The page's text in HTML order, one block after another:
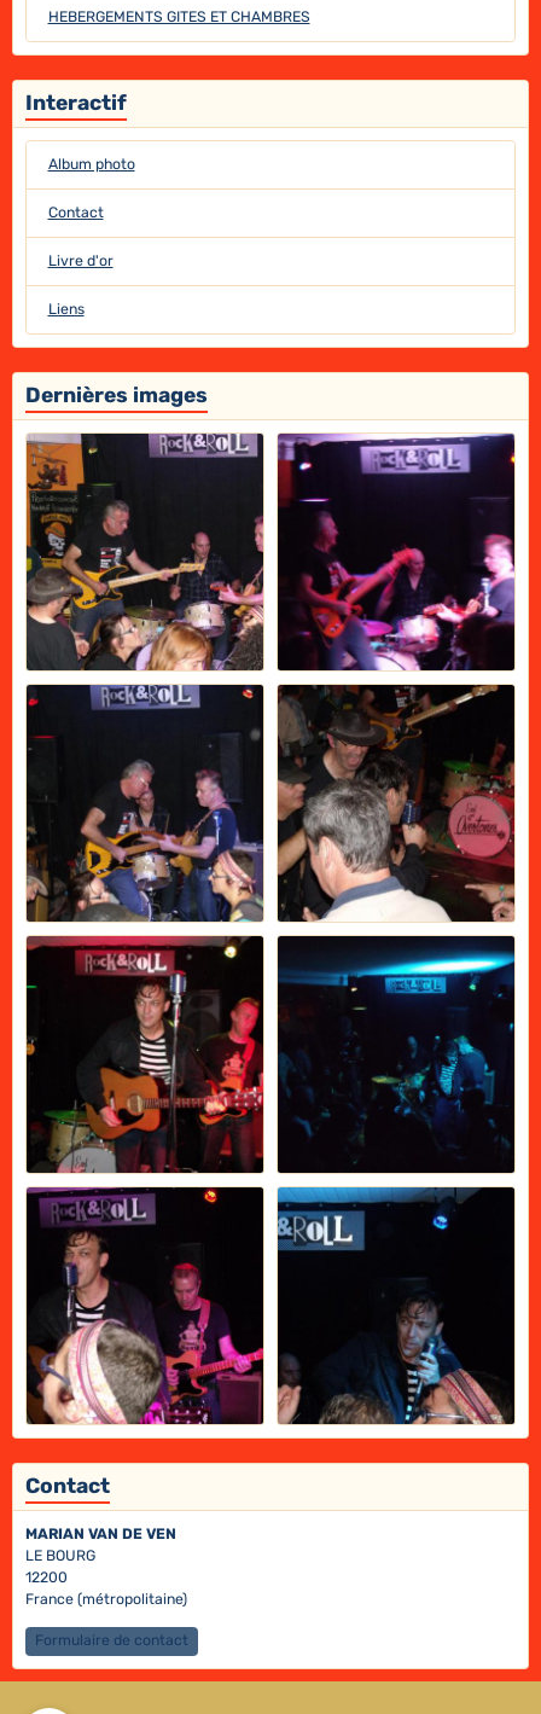
HEBERGEMENTS GITES ET CHAMBRES
Interactif
Album photo
Contact
Livre d'or
Liens
Dernières images
Contact
MARIAN VAN DE VEN
LE BOURG
12200
France (métropolitaine)
Formulaire de contact